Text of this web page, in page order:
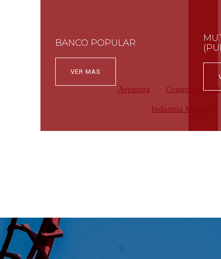
BANCO POPULAR
VER MAS
Aventura Comercios y
Industria Médica